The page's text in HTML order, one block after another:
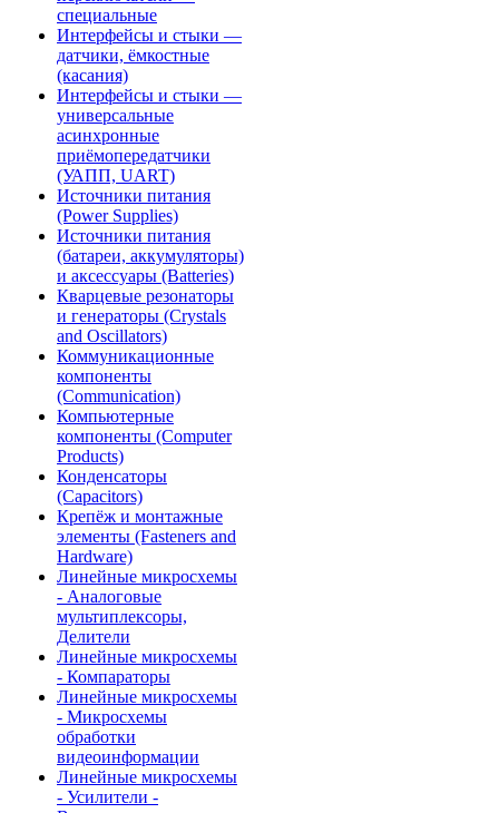
специальные
Интерфейсы и стыки —
датчики, ёмкостные
(касания)
Интерфейсы и стыки —
универсальные
асинхронные
приёмопередатчики
(УАПП, UART)
Источники питания
(Power Supplies)
Источники питания
(батареи, аккумуляторы)
и аксессуары (Batteries)
Кварцевые резонаторы
и генераторы (Crystals
and Oscillators)
Коммуникационные
компоненты
(Communication)
Компьютерные
компоненты (Computer
Products)
Конденсаторы
(Capacitors)
Крепёж и монтажные
элементы (Fasteners and
Hardware)
Линейные микросхемы
- Аналоговые
мультиплексоры,
Делители
Линейные микросхемы
- Компараторы
Линейные микросхемы
- Микросхемы
обработки
видеоинформации
Линейные микросхемы
- Усилители -